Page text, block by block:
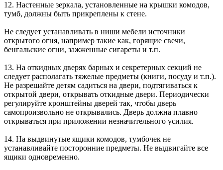
12. Настенные зеркала, установленные на крышки комодов,
тумб, должны быть прикреплены к стене.
Не следует устанавливать в ниши мебели источники
открытого огня, например такие как, горящие свечи,
бенгальские огни, зажженные сигареты и т.п.
13. На откидных дверях барных и секретерных секций не
следует располагать тяжелые предметы (книги, посуду и т.п.).
Не разрешайте детям садиться на двери, подтягиваться к
открытой двери, открывать откидные двери. Периодически
регулируйте кронштейны дверей так, чтобы дверь
самопроизвольно не открывались. Дверь должна плавно
открываться при приложении незначительного усилия.
14. На выдвинутые ящики комодов, тумбочек не
устанавливайте посторонние предметы. Не выдвигайте все
ящики одновременно.